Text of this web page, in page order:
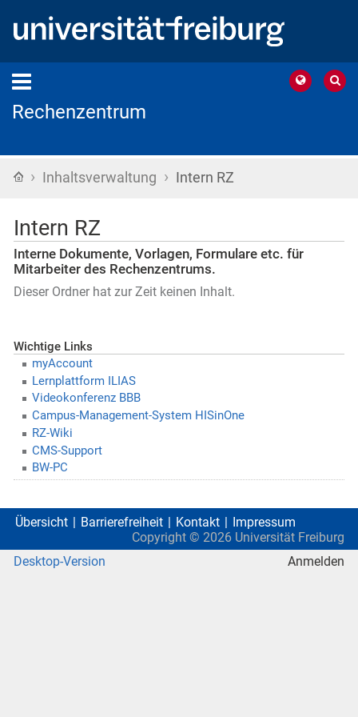
Rechenzentrum
Startseite
› Inhaltsverwaltung › Intern RZ
Intern RZ
Interne Dokumente, Vorlagen, Formulare etc. für
Mitarbeiter des Rechenzentrums.
Dieser Ordner hat zur Zeit keinen Inhalt.
Wichtige Links
myAccount
Lernplattform ILIAS
Videokonferenz BBB
Campus-Management-System HISinOne
RZ-Wiki
CMS-Support
BW-PC
Übersicht Barrierefreiheit Kontakt
Impressum
Copyright © 2026 Universität Freiburg
Desktop-Version
Anmelden